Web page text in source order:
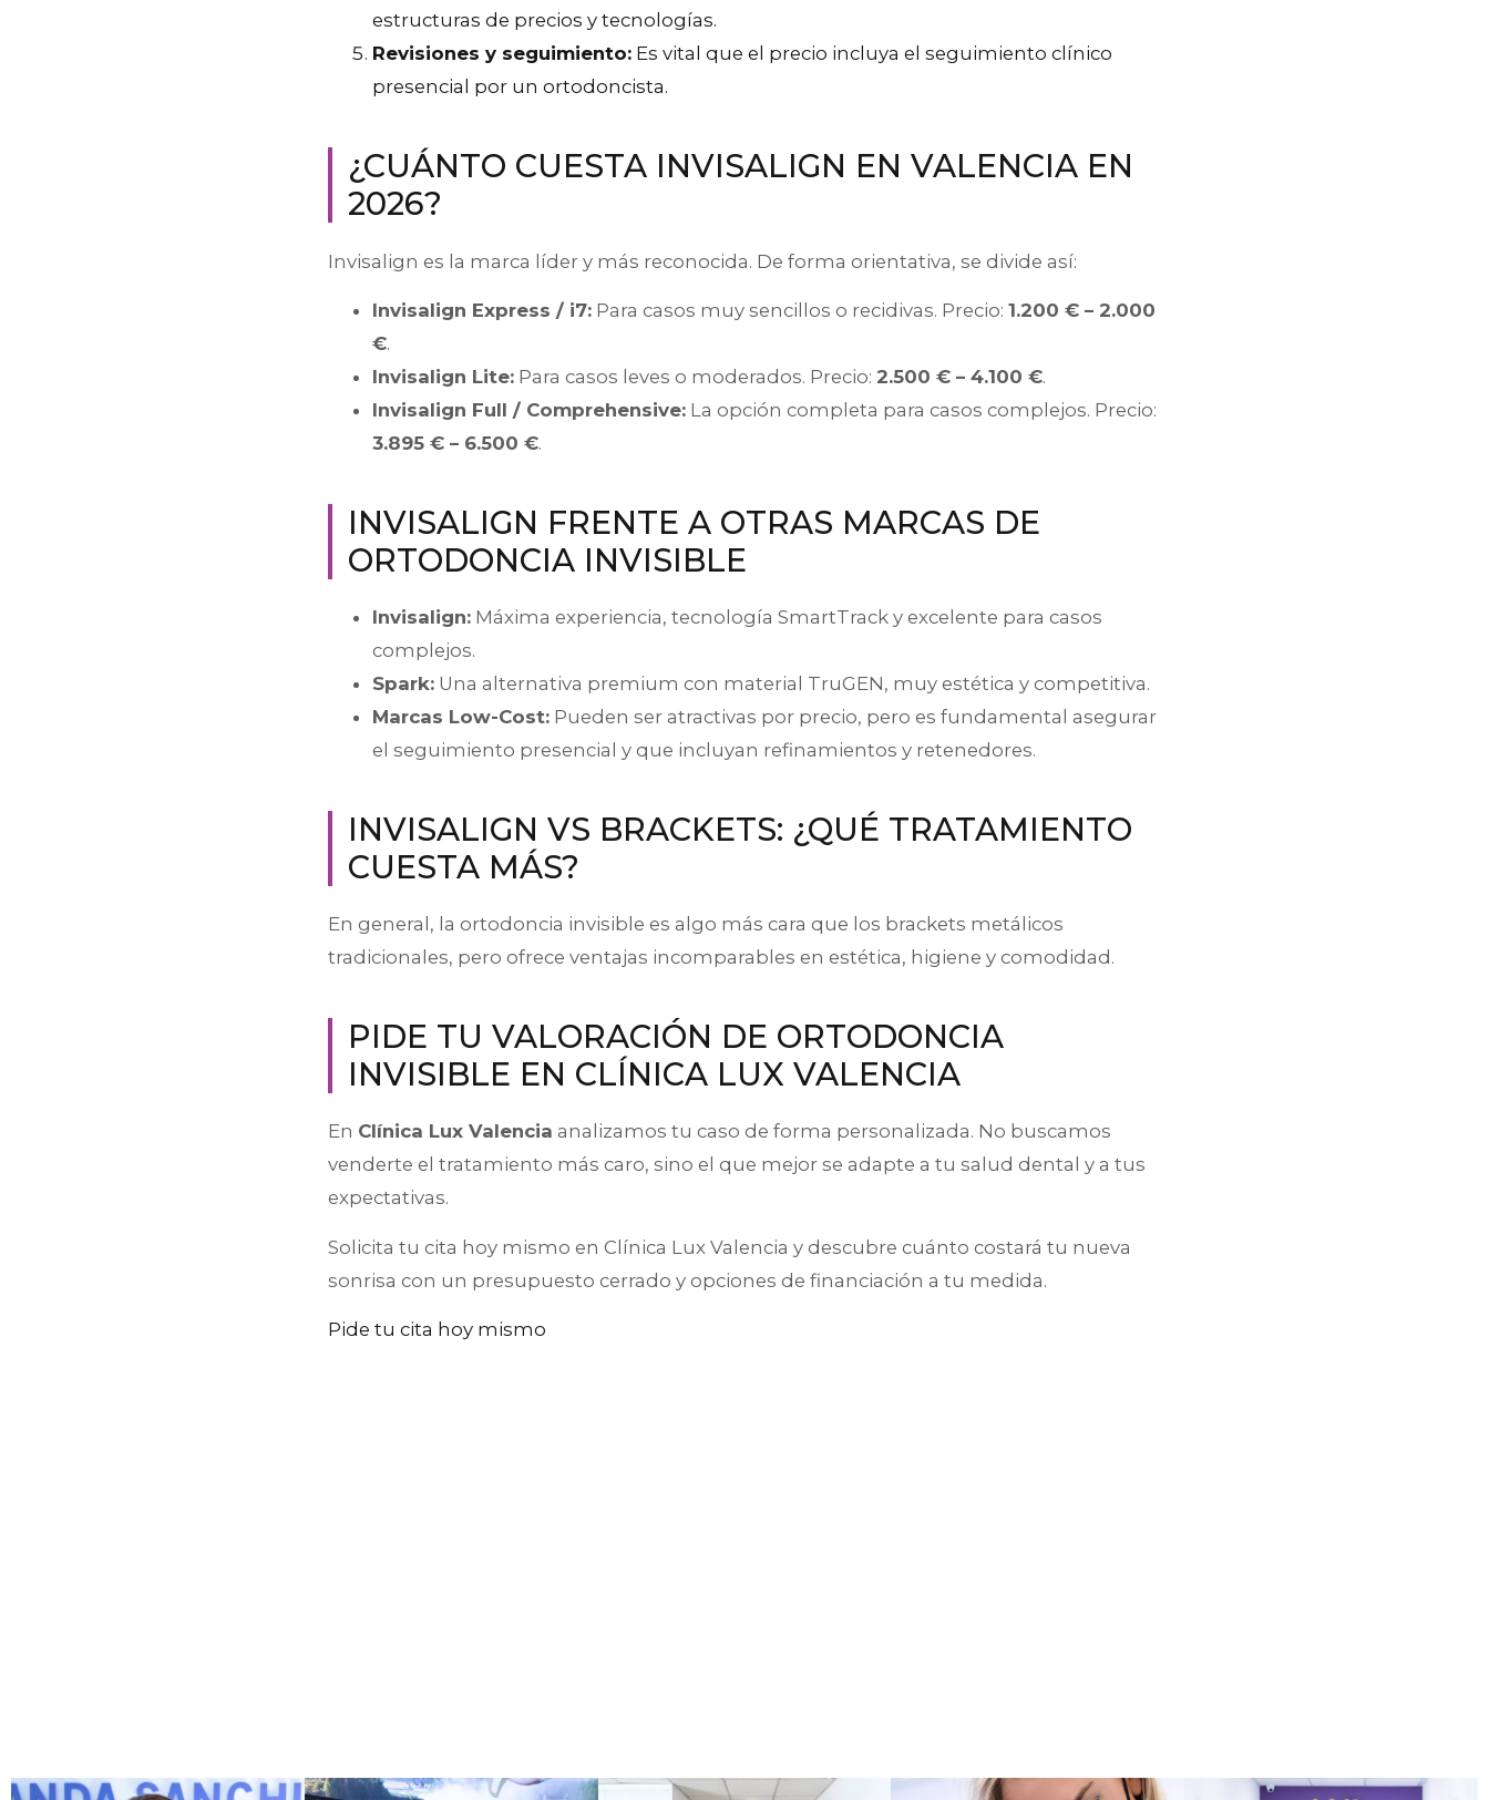
estructuras de precios y tecnologías.
Revisiones y seguimiento: Es vital que el precio incluya el seguimiento clínico
presencial por un ortodoncista.
¿CUÁNTO CUESTA INVISALIGN EN VALENCIA EN
2026?
Invisalign es la marca líder y más reconocida. De forma orientativa, se divide así:
Invisalign Express / i7: Para casos muy sencillos o recidivas. Precio: 1.200 € – 2.000
€.
Invisalign Lite: Para casos leves o moderados. Precio: 2.500 € – 4.100 €.
Invisalign Full / Comprehensive: La opción completa para casos complejos. Precio:
3.895 € – 6.500 €.
INVISALIGN FRENTE A OTRAS MARCAS DE
ORTODONCIA INVISIBLE
Invisalign: Máxima experiencia, tecnología SmartTrack y excelente para casos
complejos.
Spark: Una alternativa premium con material TruGEN, muy estética y competitiva.
Marcas Low-Cost: Pueden ser atractivas por precio, pero es fundamental asegurar
el seguimiento presencial y que incluyan refinamientos y retenedores.
INVISALIGN VS BRACKETS: ¿QUÉ TRATAMIENTO
CUESTA MÁS?
En general, la ortodoncia invisible es algo más cara que los brackets metálicos
tradicionales, pero ofrece ventajas incomparables en estética, higiene y comodidad.
PIDE TU VALORACIÓN DE ORTODONCIA
INVISIBLE EN CLÍNICA LUX VALENCIA
En Clínica Lux Valencia analizamos tu caso de forma personalizada. No buscamos
venderte el tratamiento más caro, sino el que mejor se adapte a tu salud dental y a tus
expectativas.
Solicita tu cita hoy mismo en Clínica Lux Valencia y descubre cuánto costará tu nueva
sonrisa con un presupuesto cerrado y opciones de financiación a tu medida.
Pide tu cita hoy mismo